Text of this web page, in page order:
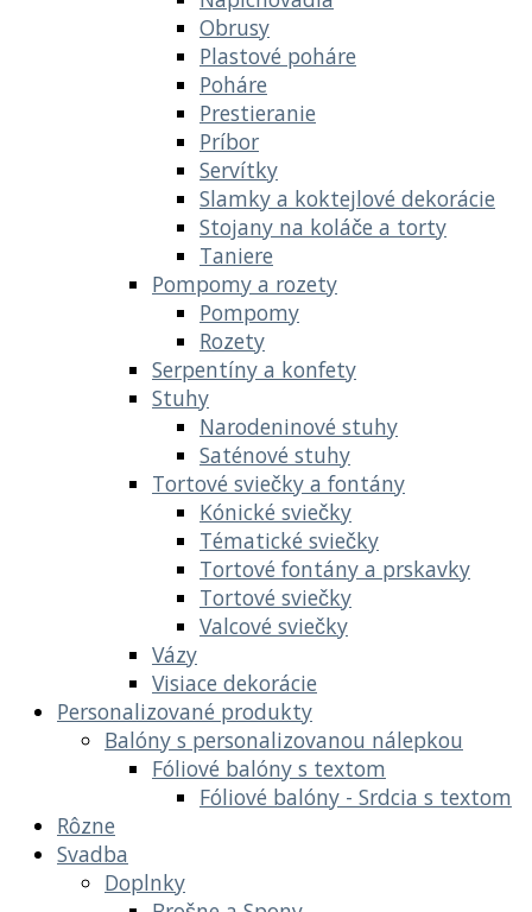
Obrusy
Plastové poháre
Poháre
Prestieranie
Príbor
Servítky
Slamky a koktejlové dekorácie
Stojany na koláče a torty
Taniere
Pompomy a rozety
Pompomy
Rozety
Serpentíny a konfety
Stuhy
Narodeninové stuhy
Saténové stuhy
Tortové sviečky a fontány
Kónické sviečky
Tématické sviečky
Tortové fontány a prskavky
Tortové sviečky
Valcové sviečky
Vázy
Visiace dekorácie
Personalizované produkty
Balóny s personalizovanou nálepkou
Fóliové balóny s textom
Fóliové balóny - Srdcia s textom
Rôzne
Svadba
Doplnky